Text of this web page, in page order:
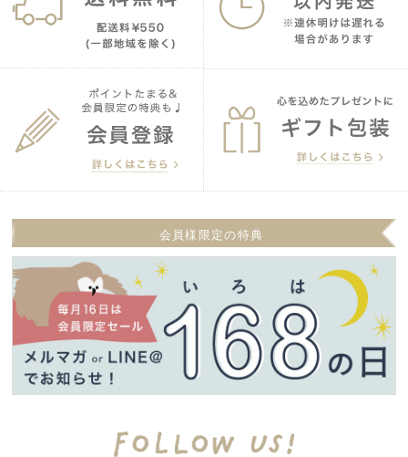
会員様限定の特典